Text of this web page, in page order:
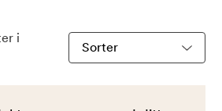
i
Sorter
produkter